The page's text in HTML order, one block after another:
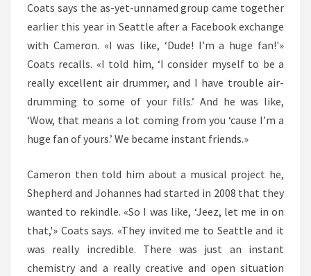
Coats says the as-yet-unnamed group came together
earlier this year in Seattle after a Facebook exchange
with Cameron. «I was like, ‘Dude! I’m a huge fan!'»
Coats recalls. «I told him, ‘I consider myself to be a
really excellent air drummer, and I have trouble air-
drumming to some of your fills.’ And he was like,
‘Wow, that means a lot coming from you ‘cause I’m a
huge fan of yours.’ We became instant friends.»
Cameron then told him about a musical project he,
Shepherd and Johannes had started in 2008 that they
wanted to rekindle. «So I was like, ‘Jeez, let me in on
that,'» Coats says. «They invited me to Seattle and it
was really incredible. There was just an instant
chemistry and a really creative and open situation